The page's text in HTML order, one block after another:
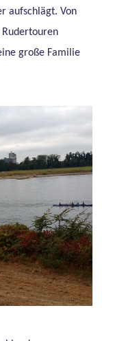
aufschlägt. Von
große Familie